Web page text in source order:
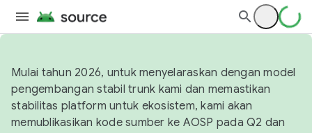
Mulai tahun 2026, untuk menyelaraskan dengan model
pengembangan stabil trunk kami dan memastikan
stabilitas platform untuk ekosistem, kami akan
memublikasikan kode sumber ke AOSP pada Q2 dan